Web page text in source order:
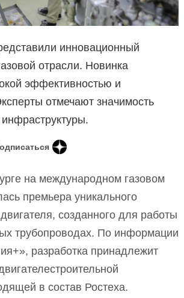
инновационный
отрасли. Новинка
эффективностью и
отмечают значимость
на международном газовом
премьера уникального
двигателя, созданного для работы
трубопроводах. По информации
разработка принадлежит
в состав Ростеха.